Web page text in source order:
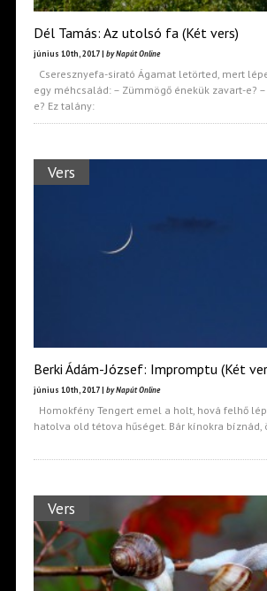
Dél Tamás: Az utolsó fa (Két vers)
június 10th, 2017 | by Napút Online
Cseresznyefa-sirató Ágamat letörted, mert
egy méhcsalád: – Zümmögő énekük zavart-e?
e? Ez talány:
Vers
Berki Ádám-József: Impromptu (Két
június 10th, 2017 | by Napút Online
Homokfény Tengert emel a holt, hová felhő
hatolva old tétova hűséget. Bár kínokra bíznád,
Vers